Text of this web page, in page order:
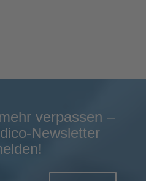
verpassen –
Newsletter